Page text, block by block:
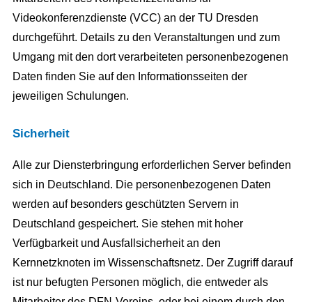
Videokonferenzdienste (VCC) an der TU Dresden
durchgeführt. Details zu den Veranstaltungen und zum
Umgang mit den dort verarbeiteten personenbezogenen
Daten finden Sie auf den Informationsseiten der
jeweiligen Schulungen.
Sicherheit
Alle zur Diensterbringung erforderlichen Server befinden
sich in Deutschland. Die personenbezogenen Daten
werden auf besonders geschützten Servern in
Deutschland gespeichert. Sie stehen mit hoher
Verfügbarkeit und Ausfallsicherheit an den
Kernnetzknoten im Wissenschaftsnetz. Der Zugriff darauf
ist nur befugten Personen möglich, die entweder als